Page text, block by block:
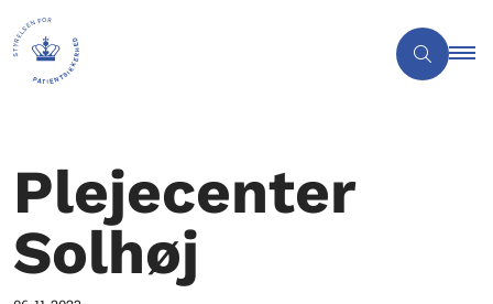
Plejecenter
Solhøj